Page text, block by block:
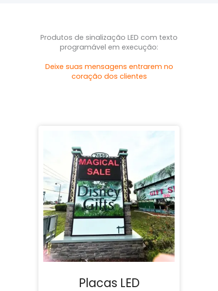
Produtos de sinalização LED com texto
programável em execução:
Deixe suas mensagens entrarem no
coração dos clientes
Placas LED